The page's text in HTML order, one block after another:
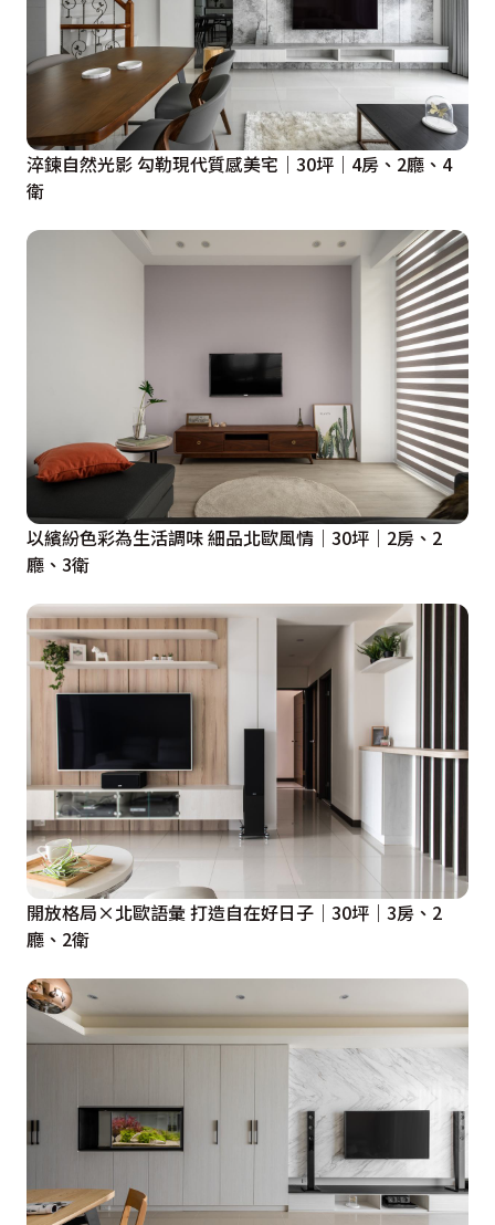
淬鍊自然光影 勾勒現代質感美宅｜30坪｜4房、2廳、4
衛
以繽紛色彩為生活調味 細品北歐風情｜30坪｜2房、2
廳、3衛
開放格局×北歐語彙 打造自在好日子｜30坪｜3房、2
廳、2衛